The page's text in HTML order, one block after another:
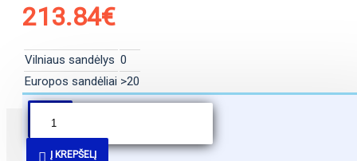
213.84€
Vilniaus sandėlys 0
Europos sandėliai >20
Į KREPŠELĮ
PANAŠŪS PASIŪLYMAI